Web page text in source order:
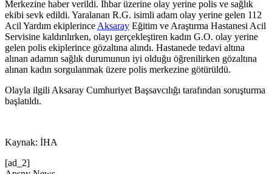
Merkezine haber verildi. İhbar üzerine olay yerine polis ve sağlık
ekibi sevk edildi. Yaralanan R.G. isimli adam olay yerine gelen 112
Acil Yardım ekiplerince Aksaray Eğitim ve Araştırma Hastanesi Acil
Servisine kaldırılırken, olayı gerçekleştiren kadın G.O. olay yerine
gelen polis ekiplerince gözaltına alındı. Hastanede tedavi altına
alınan adamın sağlık durumunun iyi olduğu öğrenilirken gözaltına
alınan kadın sorgulanmak üzere polis merkezine götürüldü.
Olayla ilgili Aksaray Cumhuriyet Başsavcılığı tarafından soruşturma
başlatıldı.
Kaynak: İHA
[ad_2]